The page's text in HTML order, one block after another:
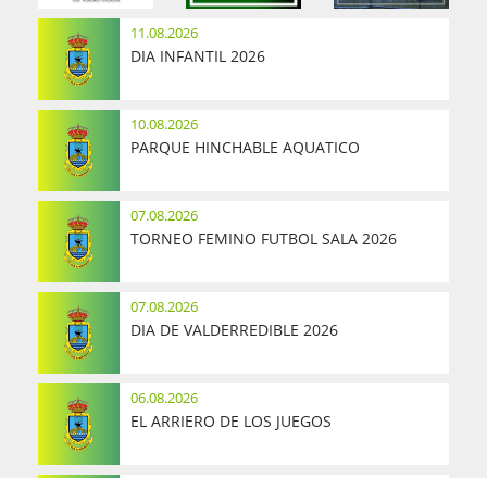
11.08.2026
DIA INFANTIL 2026
10.08.2026
PARQUE HINCHABLE AQUATICO
07.08.2026
TORNEO FEMINO FUTBOL SALA 2026
07.08.2026
DIA DE VALDERREDIBLE 2026
06.08.2026
EL ARRIERO DE LOS JUEGOS